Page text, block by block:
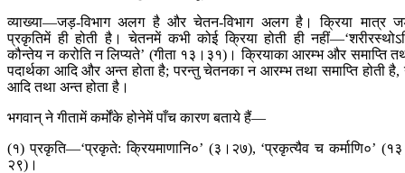
व्याख्या—जड़-विभाग अलग है और चेतन-विभाग अलग है। क्रिया मात्र
प्रकृतिमें ही होती है। चेतनमें कभी कोई क्रिया होती ही
कौन्तेय न करोति न लिप्यते’ (गीता १३।३१)। क्रियाका आरम्भ और समाप्ति
पदार्थका आदि और अन्त होता है; परन्तु चेतनका न आरम्भ तथा समाप्ति होती है,
आदि तथा अन्त होता है।
भगवान् ने गीतामें कर्मोंके होनेमें पाँच कारण बताये हैं—
(१) प्रकृति—‘प्रकृते: क्रियमाणानि०’ (३।२७), ‘प्रकृत्यैव च कर्माणि०’
२९)।